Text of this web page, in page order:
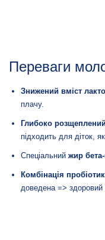
Переваги
Знижений вміст
плачу.
Глибоко
підходить для діток,
Спеціальний жир
Комбінація
доведена => здоровий